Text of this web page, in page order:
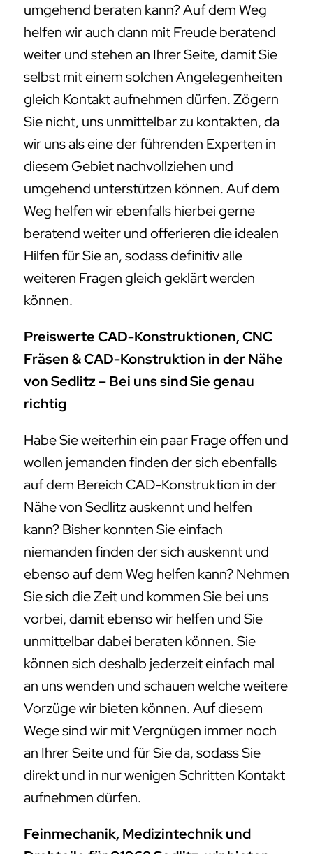
umgehend beraten kann? Auf dem Weg
helfen wir auch dann mit Freude beratend
weiter und stehen an Ihrer Seite, damit Sie
selbst mit einem solchen Angelegenheiten
gleich Kontakt aufnehmen dürfen. Zögern
Sie nicht, uns unmittelbar zu kontakten, da
wir uns als eine der führenden Experten in
diesem Gebiet nachvollziehen und
umgehend unterstützen können. Auf dem
Weg helfen wir ebenfalls hierbei gerne
beratend weiter und offerieren die idealen
Hilfen für Sie an, sodass definitiv alle
weiteren Fragen gleich geklärt werden
können.
Preiswerte CAD-Konstruktionen, CNC
Fräsen & CAD-Konstruktion in der Nähe
von Sedlitz – Bei uns sind Sie genau
richtig
Habe Sie weiterhin ein paar Frage offen und
wollen jemanden finden der sich ebenfalls
auf dem Bereich CAD-Konstruktion in der
Nähe von Sedlitz auskennt und helfen
kann? Bisher konnten Sie einfach
niemanden finden der sich auskennt und
ebenso auf dem Weg helfen kann? Nehmen
Sie sich die Zeit und kommen Sie bei uns
vorbei, damit ebenso wir helfen und Sie
unmittelbar dabei beraten können. Sie
können sich deshalb jederzeit einfach mal
an uns wenden und schauen welche weitere
Vorzüge wir bieten können. Auf diesem
Wege sind wir mit Vergnügen immer noch
an Ihrer Seite und für Sie da, sodass Sie
direkt und in nur wenigen Schritten Kontakt
aufnehmen dürfen.
Feinmechanik, Medizintechnik und